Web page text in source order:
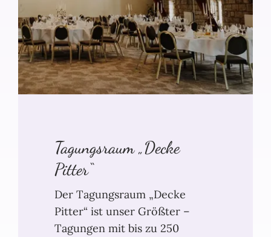
Tagungsraum „Decke
Pitter“
Der Tagungsraum „Decke
Pitter“ ist unser Größter –
Tagungen mit bis zu 250